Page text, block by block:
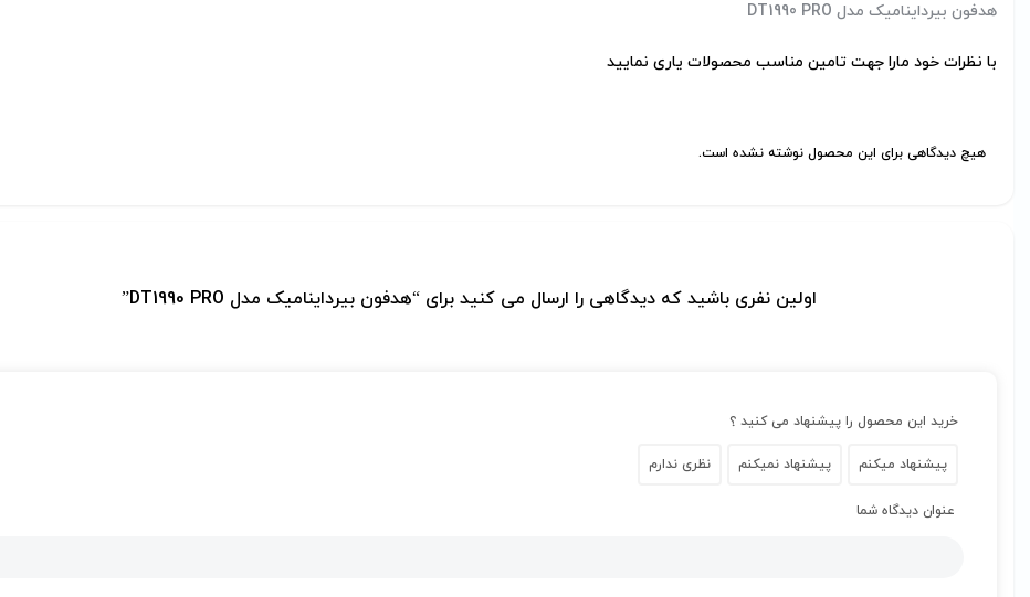
هدفون بیرداینامیک مدل DT1990 PRO
با نظرات خود مارا جهت تامین مناسب محصولات یاری نمایید
هیچ دیدگاهی برای این محصول نوشته نشده است.
اولین نفری باشید که دیدگاهی را ارسال می کنید برای “هدفون بیرداینامیک مدل DT1990 PRO”
خرید این محصول را پیشنهاد می کنید ؟
پیشنهاد میکنم پیشنهاد نمیکنم نظری ندارم
عنوان دیدگاه شما